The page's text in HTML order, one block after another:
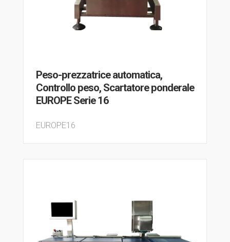
Peso-prezzatrice automatica,
Controllo peso, Scartatore ponderale
EUROPE Serie 16
EUROPE16